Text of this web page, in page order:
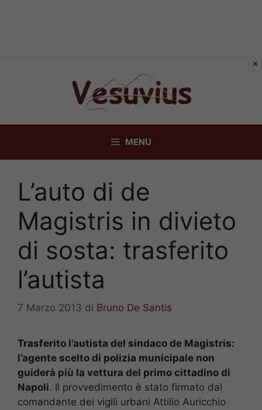
MENU
L’auto di de
Magistris in divieto
di sosta: trasferito
l’autista
7 Marzo 2013 di Bruno De Santis
Trasferito l’autista del sindaco de Magistris:
l’agente scelto di polizia municipale non
guiderà più la vettura del primo cittadino di
Napoli. Il provvedimento è stato firmato dal
comandante dei vigili urbani Attilio Auricchio